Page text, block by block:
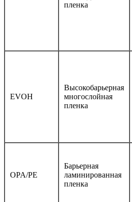
пленка
EVOH
Высокобарьерная
многослойная
пленка
OPA/PE
Барьерная
ламинированная
пленка